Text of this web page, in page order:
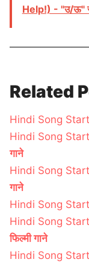
Help!) - "उ/ऊ"
Related
Hindi Song
Hindi Song
गाने
Hindi Song
गाने
Hindi Song
Hindi Song
फिल्मी गाने
Hindi Song